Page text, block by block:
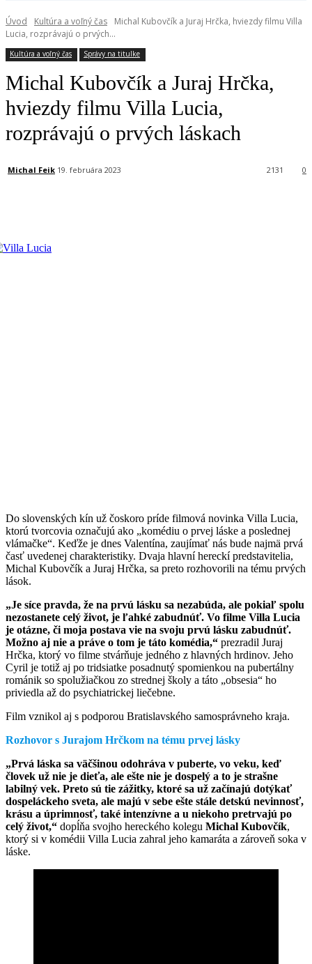
Úvod Kultúra a voľný čas
Michal Kubovčík a Juraj Hrčka, hviezdy filmu Villa
Lucia, rozprávajú o prvých...
Kultúra a voľný čas Správy na titulke
Michal Kubovčík a Juraj Hrčka,
hviezdy filmu Villa Lucia,
rozprávajú o prvých láskach
Michal Feik 19. februára 2023 0
2131
Do slovenských kín už čoskoro príde filmová novinka Villa Lucia,
ktorú tvorcovia označujú ako „komédiu o prvej láske a poslednej
vlámačke“. Keďže je dnes Valentína, zaujímať nás bude najmä prvá
časť uvedenej charakteristiky. Dvaja hlavní hereckí predstavitelia,
Michal Kubovčík a Juraj Hrčka, sa preto rozhovorili na tému prvých
lások.
„Je síce pravda, že na prvú lásku sa nezabúda, ale pokiaľ spolu
nezostanete celý život, je ľahké zabudnúť. Vo filme Villa Lucia
je otázne, či moja postava vie na svoju prvú lásku zabudnúť.
Možno aj nie a práve o tom je táto komédia,“ prezradil Juraj
Hrčka, ktorý vo filme stvárňuje jedného z hlavných hrdinov. Jeho
Cyril je totiž aj po tridsiatke posadnutý spomienkou na pubertálny
románik so spolužiačkou zo strednej školy a táto „obsesia“ ho
priviedla až do psychiatrickej liečebne.
Film vznikol aj s podporou Bratislavského samosprávneho kraja.
Rozhovor s Jurajom Hrčkom na tému prvej lásky
„Prvá láska sa väčšinou odohráva v puberte, vo veku, keď
človek už nie je dieťa, ale ešte nie je dospelý a to je strašne
labilný vek. Preto sú tie zážitky, ktoré sa už začínajú dotýkať
dospeláckeho sveta, ale majú v sebe ešte stále detskú nevinnosť,
krásu a úprimnosť, také intenzívne a u niekoho pretrvajú po
celý život,“ dopĺňa svojho hereckého kolegu Michal Kubovčík,
ktorý si v komédii Villa Lucia zahral jeho kamaráta a zároveň soka v
láske.